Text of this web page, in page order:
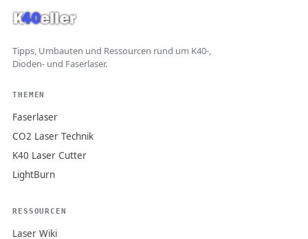
Tipps, Umbauten und Ressourcen rund um K40-,
Dioden- und Faserlaser.
THEMEN
Faserlaser
CO2 Laser Technik
K40 Laser Cutter
LightBurn
RESSOURCEN
Laser Wiki